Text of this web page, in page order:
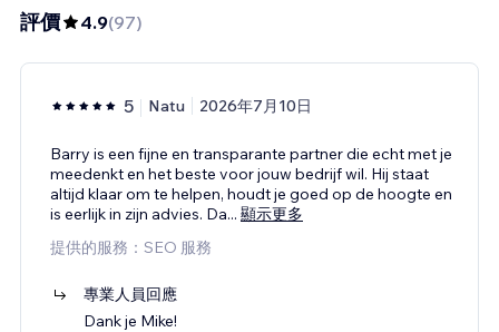
評價 4.9(97)
5 Natu 2026年7月10日
Barry is een fijne en transparante partner die echt met je
meedenkt en het beste voor jouw bedrijf wil. Hij staat
altijd klaar om te helpen, houdt je goed op de hoogte en
is eerlijk in zijn advies. Da... 顯示更多
提供的服務：SEO 服務
專業人員回應
Dank je Mike!